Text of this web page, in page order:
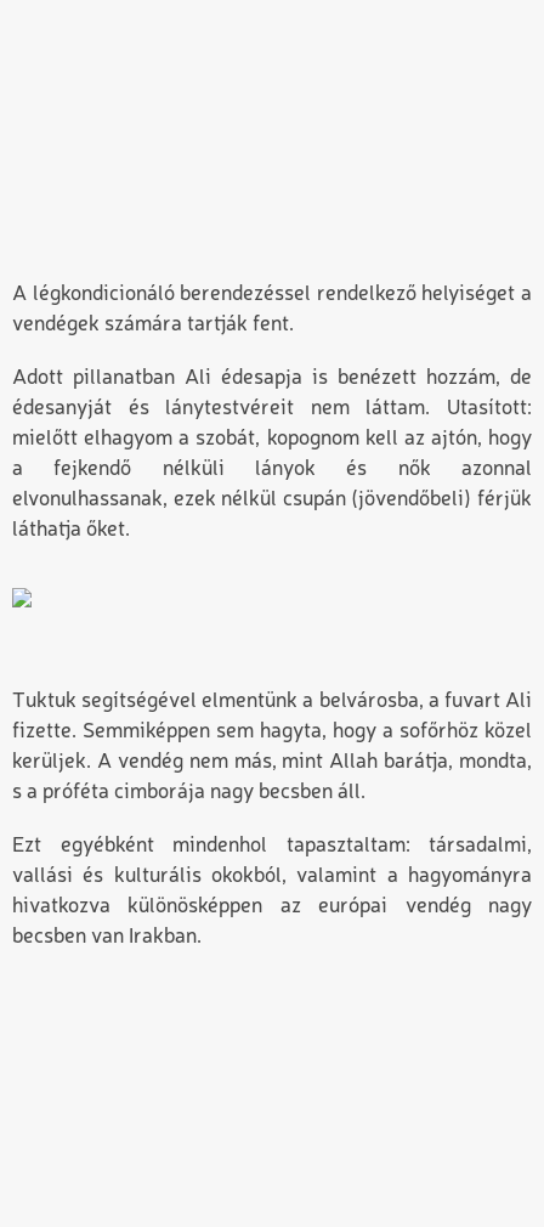
A légkondicionáló berendezéssel rendelkező helyiséget a
vendégek számára tartják fent.
Adott pillanatban Ali édesapja is benézett hozzám, de
édesanyját és lánytestvéreit nem láttam. Utasított:
mielőtt elhagyom a szobát, kopognom kell az ajtón, hogy
a fejkendő nélküli lányok és nők azonnal
elvonulhassanak, ezek nélkül csupán (jövendőbeli) férjük
láthatja őket.
Tuktuk segítségével elmentünk a belvárosba, a fuvart Ali
fizette. Semmiképpen sem hagyta, hogy a sofőrhöz közel
kerüljek. A vendég nem más, mint Allah barátja, mondta,
s a próféta cimborája nagy becsben áll.
Ezt egyébként mindenhol tapasztaltam: társadalmi,
vallási és kulturális okokból, valamint a hagyományra
hivatkozva különösképpen az európai vendég nagy
becsben van Irakban.